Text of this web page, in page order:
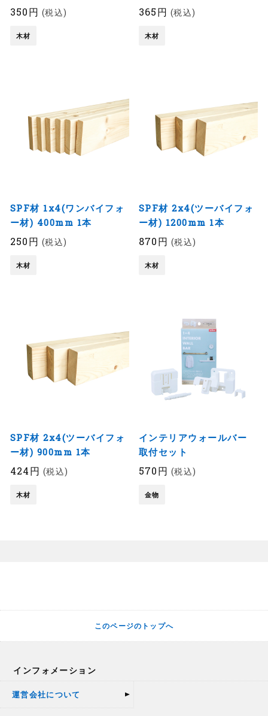
350円 (税込)
木材
365円 (税込)
木材
SPF材 1x4(ワンバイフォ
ー材) 400mm 1本
250円 (税込)
木材
SPF材 2x4(ツーバイフォ
ー材) 1200mm 1本
870円 (税込)
木材
SPF材 2x4(ツーバイフォ
ー材) 900mm 1本
424円 (税込)
木材
インテリアウォールバー
取付セット
570円 (税込)
金物
このページのトップへ
インフォメーション
運営会社について